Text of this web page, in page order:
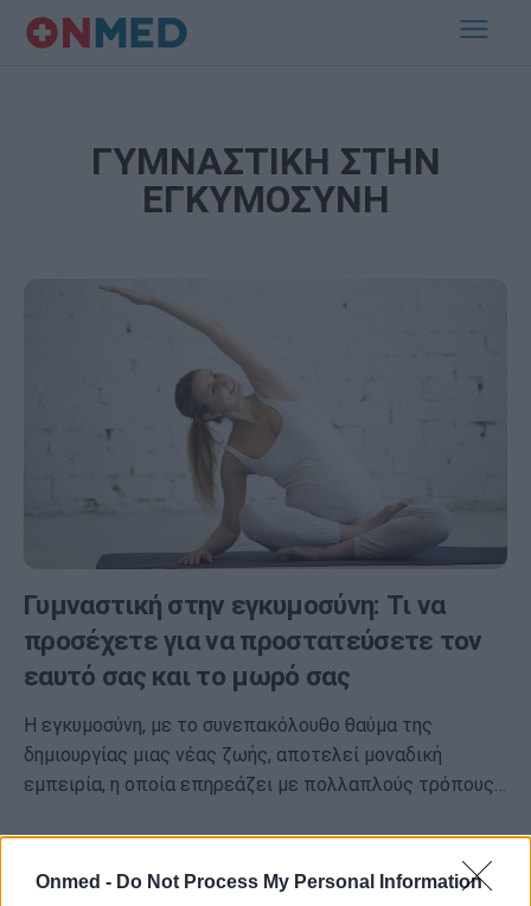
Onmed - Do Not Process My Personal Information
ΓΥΜΝΑΣΤΙΚΗ ΣΤΗΝ
ΕΓΚΥΜΟΣΥΝΗ
Γυμναστική στην εγκυμοσύνη: Τι να
προσέχετε για να προστατεύσετε τον
εαυτό σας και το μωρό σας
Η εγκυμοσύνη, με το συνεπακόλουθο θαύμα της
δημιουργίας μιας νέας ζωής, αποτελεί μοναδική
εμπειρία, η οποία επηρεάζει με πολλαπλούς τρόπους…